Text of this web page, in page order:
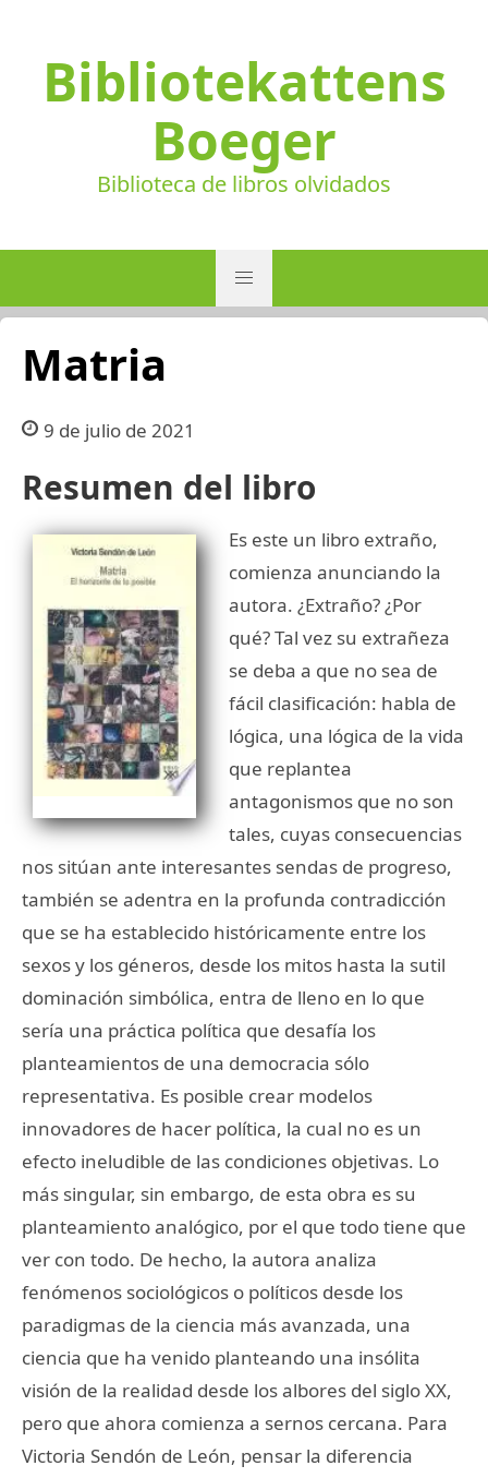
Bibliotekattens
Boeger
Biblioteca de libros olvidados
Matria
9 de julio de 2021
Resumen del libro
Es este un libro extraño,
comienza anunciando la
autora. ¿Extraño? ¿Por
qué? Tal vez su extrañeza
se deba a que no sea de
fácil clasificación: habla de
lógica, una lógica de la vida
que replantea
antagonismos que no son
tales, cuyas consecuencias
nos sitúan ante interesantes sendas de progreso,
también se adentra en la profunda contradicción
que se ha establecido históricamente entre los
sexos y los géneros, desde los mitos hasta la sutil
dominación simbólica, entra de lleno en lo que
sería una práctica política que desafía los
planteamientos de una democracia sólo
representativa. Es posible crear modelos
innovadores de hacer política, la cual no es un
efecto ineludible de las condiciones objetivas. Lo
más singular, sin embargo, de esta obra es su
planteamiento analógico, por el que todo tiene que
ver con todo. De hecho, la autora analiza
fenómenos sociológicos o políticos desde los
paradigmas de la ciencia más avanzada, una
ciencia que ha venido planteando una insólita
visión de la realidad desde los albores del siglo XX,
pero que ahora comienza a sernos cercana. Para
Victoria Sendón de León, pensar la diferencia